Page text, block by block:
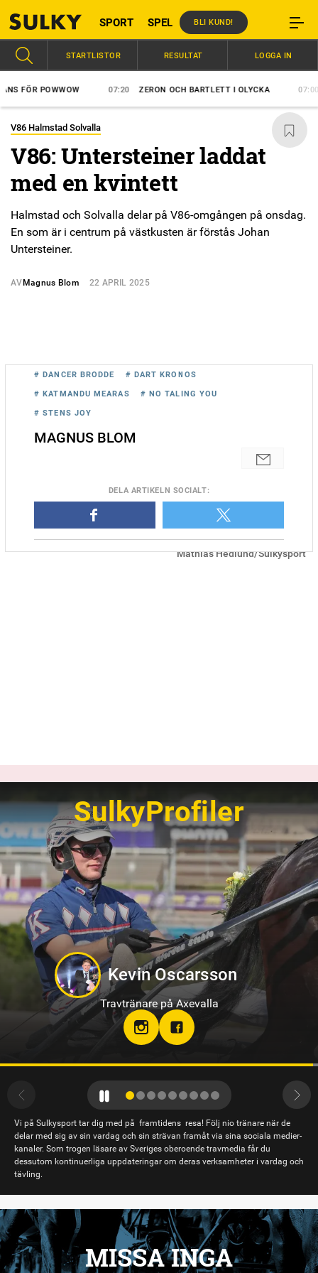
SPORT SPEL BLI KUND!
POWWOW 07:20 ZERON OCH BARTLETT I OLYCKA 07:00
STARTLISTOR RESULTAT LOGGA IN
V86 Halmstad Solvalla
V86: Untersteiner laddat
med en kvintett
Halmstad och Solvalla delar på V86-omgången på onsdag.
En som är i centrum på västkusten är förstås Johan
Untersteiner.
AV Magnus Blom 22 APRIL 2025
Dancer Brodde gör årsdebut för Johan Untersteiner. Foto
Mathias Hedlund/Sulkysport
# DANCER BRODDE # DART KRONOS
# KATMANDU MEARAS # NO TALING YOU
# STENS JOY
MAGNUS BLOM
DELA ARTIKELN SOCIALT:
SulkyProfiler
Jörgen Westholm
Travtränare på Solvalla
Vi på Sulkysport tar dig med på framtidens resa! Följ nio tränare när de
delar med sig av sin vardag och sin strävan framåt via sina sociala medier-
kanaler. Som trogen läsare av Sveriges oberoende travmedia får du
dessutom kontinuerliga uppdateringar om deras verksamheter i vardag och
tävling.
MISSA INGA